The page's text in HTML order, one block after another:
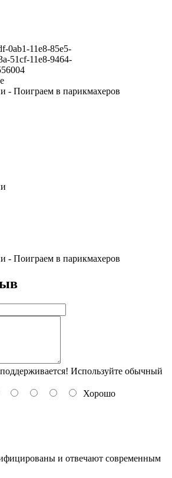
0ab1-11e8-85e5-
51cf-11e8-9464-
- Поиграем в парикмахеров
- Поиграем в парикмахеров
Используйте обычный
Хорошо
и отвечают современным